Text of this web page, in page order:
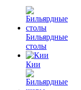
Бильярдные
столы
Кии